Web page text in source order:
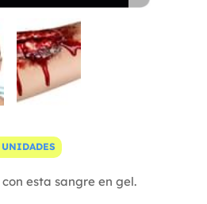
esta sangre en gel.